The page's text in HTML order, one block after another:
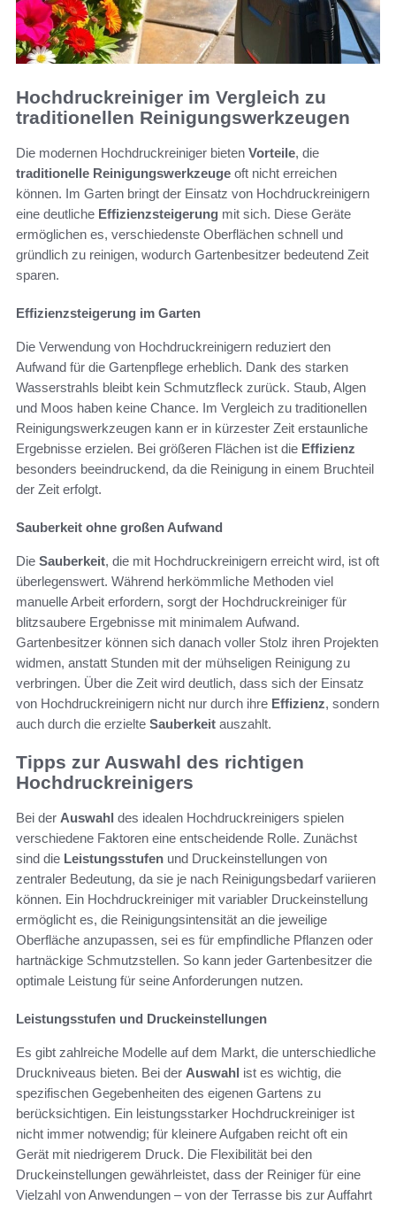
Hochdruckreiniger im Vergleich zu
traditionellen Reinigungswerkzeugen
Die modernen Hochdruckreiniger bieten Vorteile, die
traditionelle Reinigungswerkzeuge oft nicht erreichen
können. Im Garten bringt der Einsatz von Hochdruckreinigern
eine deutliche Effizienzsteigerung mit sich. Diese Geräte
ermöglichen es, verschiedenste Oberflächen schnell und
gründlich zu reinigen, wodurch Gartenbesitzer bedeutend Zeit
sparen.
Effizienzsteigerung im Garten
Die Verwendung von Hochdruckreinigern reduziert den
Aufwand für die Gartenpflege erheblich. Dank des starken
Wasserstrahls bleibt kein Schmutzfleck zurück. Staub, Algen
und Moos haben keine Chance. Im Vergleich zu traditionellen
Reinigungswerkzeugen kann er in kürzester Zeit erstaunliche
Ergebnisse erzielen. Bei größeren Flächen ist die Effizienz
besonders beeindruckend, da die Reinigung in einem Bruchteil
der Zeit erfolgt.
Sauberkeit ohne großen Aufwand
Die Sauberkeit, die mit Hochdruckreinigern erreicht wird, ist oft
überlegenswert. Während herkömmliche Methoden viel
manuelle Arbeit erfordern, sorgt der Hochdruckreiniger für
blitzsaubere Ergebnisse mit minimalem Aufwand.
Gartenbesitzer können sich danach voller Stolz ihren Projekten
widmen, anstatt Stunden mit der mühseligen Reinigung zu
verbringen. Über die Zeit wird deutlich, dass sich der Einsatz
von Hochdruckreinigern nicht nur durch ihre Effizienz, sondern
auch durch die erzielte Sauberkeit auszahlt.
Tipps zur Auswahl des richtigen
Hochdruckreinigers
Bei der Auswahl des idealen Hochdruckreinigers spielen
verschiedene Faktoren eine entscheidende Rolle. Zunächst
sind die Leistungsstufen und Druckeinstellungen von
zentraler Bedeutung, da sie je nach Reinigungsbedarf variieren
können. Ein Hochdruckreiniger mit variabler Druckeinstellung
ermöglicht es, die Reinigungsintensität an die jeweilige
Oberfläche anzupassen, sei es für empfindliche Pflanzen oder
hartnäckige Schmutzstellen. So kann jeder Gartenbesitzer die
optimale Leistung für seine Anforderungen nutzen.
Leistungsstufen und Druckeinstellungen
Es gibt zahlreiche Modelle auf dem Markt, die unterschiedliche
Druckniveaus bieten. Bei der Auswahl ist es wichtig, die
spezifischen Gegebenheiten des eigenen Gartens zu
berücksichtigen. Ein leistungsstarker Hochdruckreiniger ist
nicht immer notwendig; für kleinere Aufgaben reicht oft ein
Gerät mit niedrigerem Druck. Die Flexibilität bei den
Druckeinstellungen gewährleistet, dass der Reiniger für eine
Vielzahl von Anwendungen – von der Terrasse bis zur Auffahrt